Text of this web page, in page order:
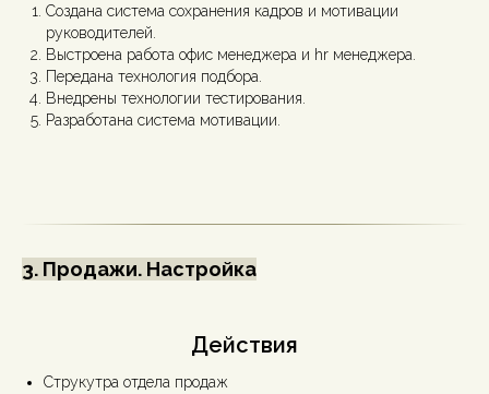
Создана система сохранения кадров и мотивации
руководителей.
Выстроена работа офис менеджера и hr менеджера.
Передана технология подбора.
Внедрены технологии тестирования.
Разработана система мотивации.
3. Продажи. Настройка
Действия
Струкутра отдела продаж